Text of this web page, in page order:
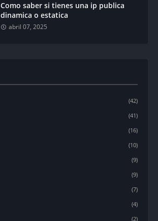
Como saber si tienes una ip publica
dinamica o estatica
abril 07, 2025
(42)
(41)
(16)
(10)
(9)
(9)
(7)
(4)
(2)